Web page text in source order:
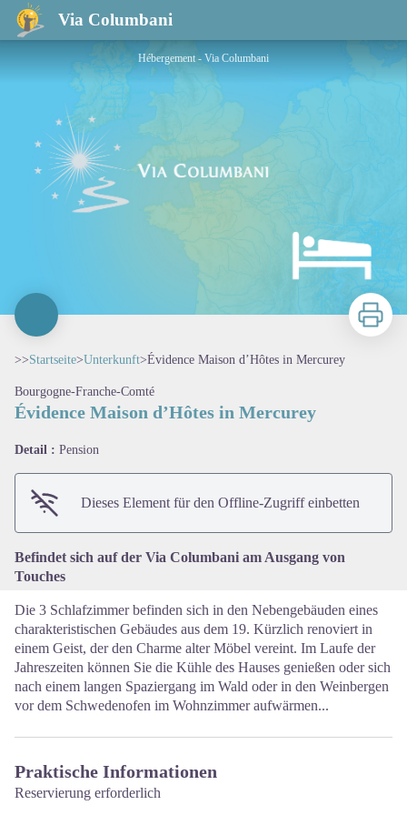
Via Columbani
Évidence Maison d’Hôtes in Mercurey
Hébergement - Via Columbani
Zu
>>Startseite>Unterkunft>Évidence Maison d’Hôtes in Mercurey
Bourgogne-Franche-Comté
Évidence Maison d’Hôtes in Mercurey
Detail : Pension
Dieses Element für den Offline-Zugriff einbetten
Befindet sich auf der Via Columbani am Ausgang von
Touches
Die 3 Schlafzimmer befinden sich in den Nebengebäuden eines
charakteristischen Gebäudes aus dem 19. Kürzlich renoviert in
einem Geist, der den Charme alter Möbel vereint. Im Laufe der
Jahreszeiten können Sie die Kühle des Hauses genießen oder sich
nach einem langen Spaziergang im Wald oder in den Weinbergen
vor dem Schwedenofen im Wohnzimmer aufwärmen...
Praktische Informationen
Reservierung erforderlich